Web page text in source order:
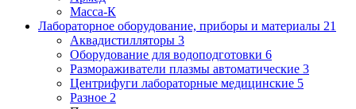
Масса-К
Лабораторное оборудование, приборы и материалы 21
Аквадистилляторы 3
Оборудование для водоподготовки 6
Размораживатели плазмы автоматические 3
Центрифуги лабораторные медицинские 5
Разное 2